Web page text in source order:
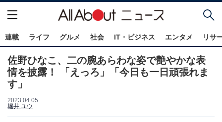
連載 ライフ グルメ 社会 IT・ビジネス エンタメ リサ
佐野ひなこ、二の腕あらわな姿で艶やかな表
情を披露！ 「えっろ」「今日も一日頑張れま
す」
2023.04.05
堀井 ユウ